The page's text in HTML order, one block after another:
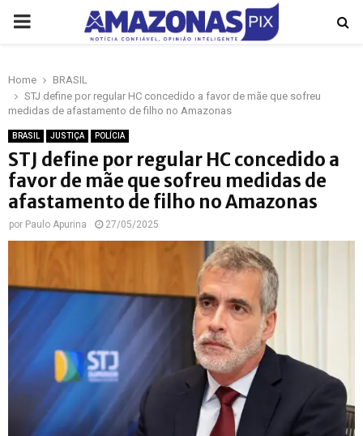
PRIMARY
Home
BRASIL
STJ define por regular HC concedido a favor de mãe que sofreu
medidas de afastamento de filho no Amazonas
BRASIL JUSTIÇA POLÍCIA
STJ define por regular HC concedido a
favor de mãe que sofreu medidas de
afastamento de filho no Amazonas
por Paulo Apurina 27/05/2025